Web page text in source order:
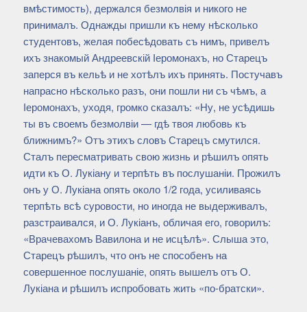
вмѣстимость), держался безмолвія и никого не
принималъ. Однажды пришли къ нему нѣсколько
студентовъ, желая побесѣдовать съ нимъ, привелъ
ихъ знакомый Андреевскій Іеромонахъ, но Старецъ
заперся въ кельѣ и не хотѣлъ ихъ принять. Постучавъ
напрасно нѣсколько разъ, они пошли ни съ чѣмъ, а
Іеромонахъ, уходя, громко сказалъ: «Ну, не усѣдишь
ты въ своемъ безмолвіи — гдѣ твоя любовь къ
ближнимъ?» Отъ этихъ словъ Старецъ смутился.
Сталъ пересматривать свою жизнь и рѣшилъ опять
идти къ О. Лукіану и терпѣть въ послушаніи. Прожилъ
онъ у О. Лукіана опять около 1/2 года, усиливаясь
терпѣть всѣ суровости, но иногда не выдерживалъ,
разстраивался, и О. Лукіанъ, обличая его, говорилъ:
«Врачевахомъ Вавилона и не исцѣлѣ». Слыша это,
Старецъ рѣшилъ, что онъ не способенъ на
совершенное послушаніе, опять вышелъ отъ О.
Лукіана и рѣшилъ испробовать жить «по-братски».